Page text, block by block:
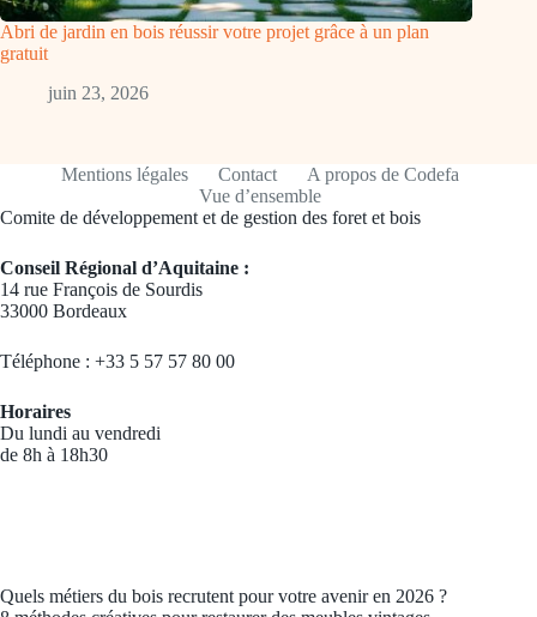
Abri de jardin en bois réussir votre projet grâce à un plan
gratuit
juin 23, 2026
Mentions légales Contact
A propos de Codefa
Vue d’ensemble
Comite de développement et de gestion des foret et bois
Conseil Régional d’Aquitaine :
14 rue François de Sourdis
33000 Bordeaux
Téléphone : +33 5 57 57 80 00
Horaires
Du lundi au vendredi
de 8h à 18h30
Quels métiers du bois recrutent pour votre avenir en 2026 ?